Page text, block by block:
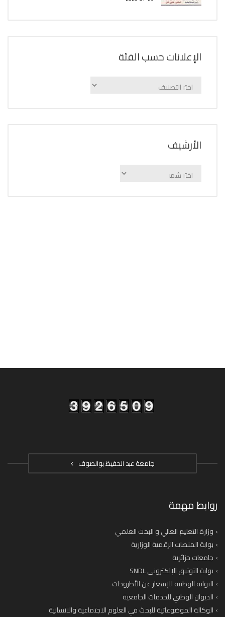
الإعلانات حسب الفئة
الإعلانات
اﻷرشيف
اﻷرشيف
جامعة عبد الحفيظ بوالصوف
روابط مهمة
وزارة التعليم العالي و البحث العلمي
بوابة المنصات الرقمية الوزارية
جامعات جزائرية
بوابة التوثيق الإلكتروني SNDL
البوابة الوطنية للإشعار عن الأطروحات
الديوان الوطني للخدمات الجامعية
الوكالة الموضوعاتية للبحث في العلوم الاجتماعية والانسانية